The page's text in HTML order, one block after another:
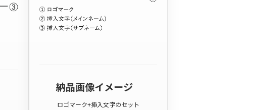
納品画像イメージ
ロゴマーク+挿入文字のセット